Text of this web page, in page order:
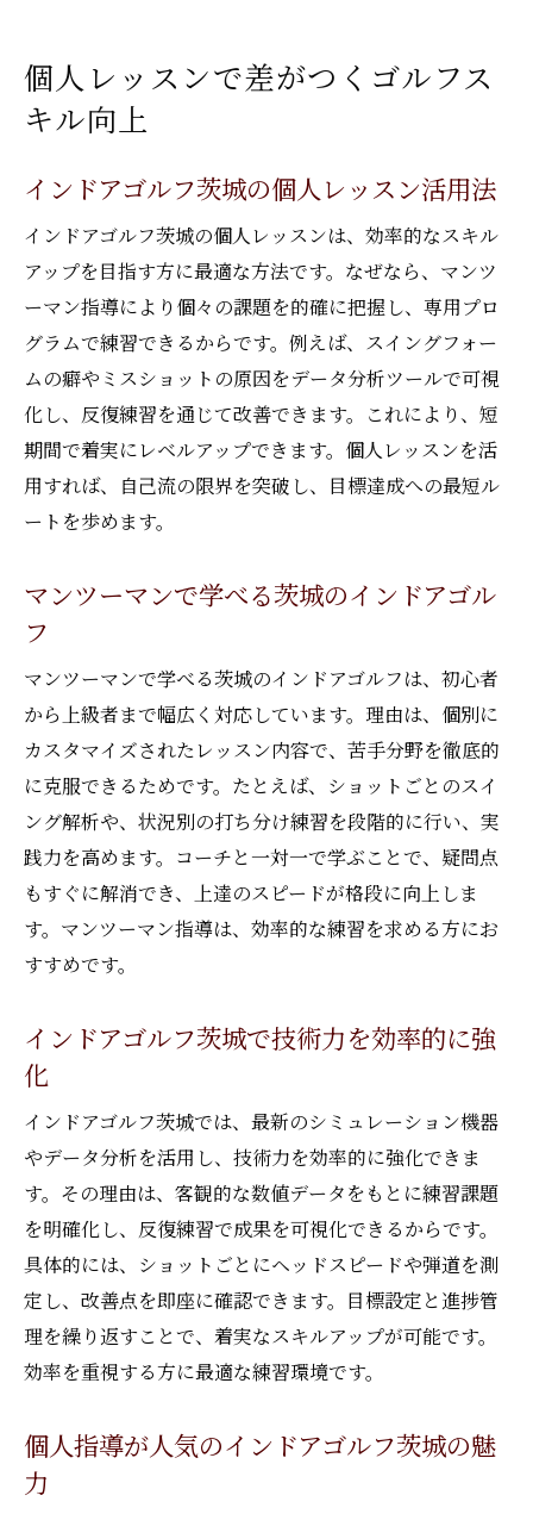
個人レッスンで差がつくゴルフス
キル向上
インドアゴルフ茨城の個人レッスン活用法
インドアゴルフ茨城の個人レッスンは、効率的なスキル
アップを目指す方に最適な方法です。なぜなら、マンツ
ーマン指導により個々の課題を的確に把握し、専用プロ
グラムで練習できるからです。例えば、スイングフォー
ムの癖やミスショットの原因をデータ分析ツールで可視
化し、反復練習を通じて改善できます。これにより、短
期間で着実にレベルアップできます。個人レッスンを活
用すれば、自己流の限界を突破し、目標達成への最短ル
ートを歩めます。
マンツーマンで学べる茨城のインドアゴル
フ
マンツーマンで学べる茨城のインドアゴルフは、初心者
から上級者まで幅広く対応しています。理由は、個別に
カスタマイズされたレッスン内容で、苦手分野を徹底的
に克服できるためです。たとえば、ショットごとのスイ
ング解析や、状況別の打ち分け練習を段階的に行い、実
践力を高めます。コーチと一対一で学ぶことで、疑問点
もすぐに解消でき、上達のスピードが格段に向上しま
す。マンツーマン指導は、効率的な練習を求める方にお
すすめです。
インドアゴルフ茨城で技術力を効率的に強
化
インドアゴルフ茨城では、最新のシミュレーション機器
やデータ分析を活用し、技術力を効率的に強化できま
す。その理由は、客観的な数値データをもとに練習課題
を明確化し、反復練習で成果を可視化できるからです。
具体的には、ショットごとにヘッドスピードや弾道を測
定し、改善点を即座に確認できます。目標設定と進捗管
理を繰り返すことで、着実なスキルアップが可能です。
効率を重視する方に最適な練習環境です。
個人指導が人気のインドアゴルフ茨城の魅
力